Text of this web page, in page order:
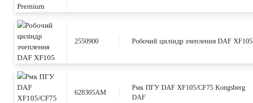
2550900 Робочий циліндр зчеплення DAF XF105
628305AM
Рмк ПГУ DAF XF105/CF75 Kongsberg
DAF